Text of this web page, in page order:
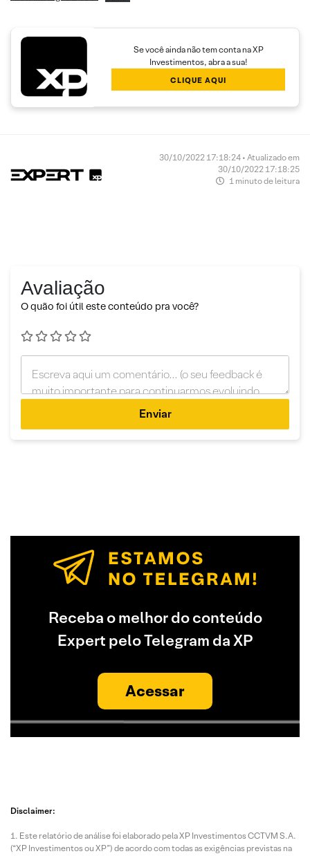
Se você ainda não tem conta na XP
Investimentos, abra a sua!
CLIQUE AQUI
30/10/2022 17:18:24 • Atualizado em
30/10/2022 17:18:25
1 minuto de leitura
Avaliação
O quão foi útil este conteúdo pra você?
Enviar
Receba o melhor do conteúdo
Expert pelo Telegram da XP
Acessar
Disclaimer:
Este relatório de análise foi elaborado pela XP Investimentos CCTVM S.A.
(“XP Investimentos ou XP”) de acordo com todas as exigências previstas na